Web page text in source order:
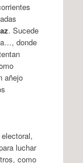
. Sucede
donde
añejo
luchar
como